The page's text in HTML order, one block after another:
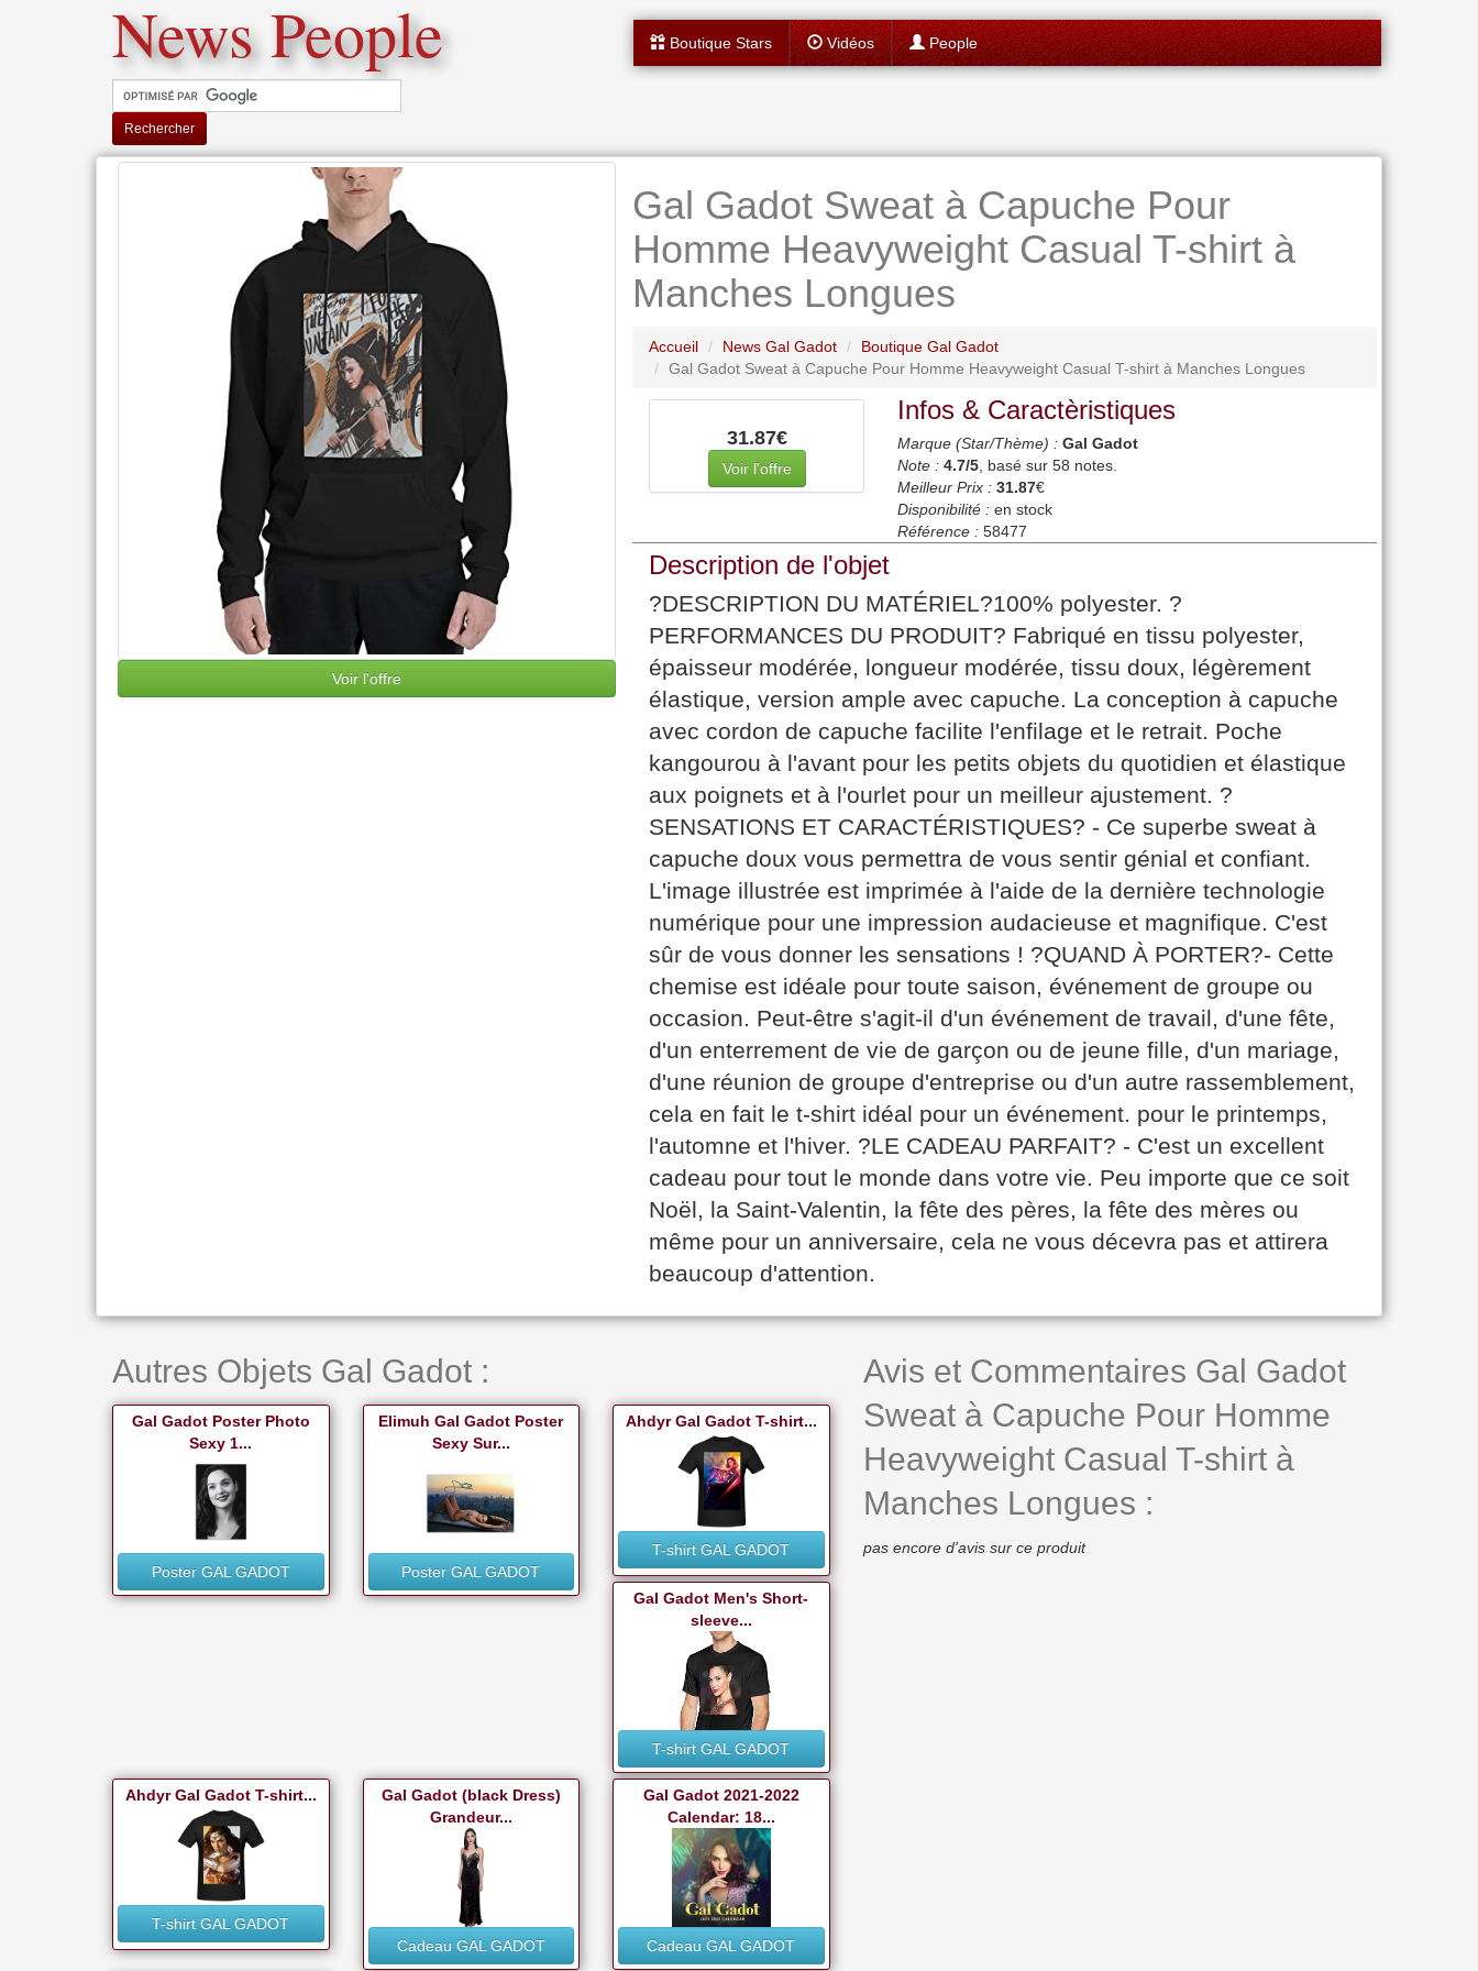
News People
Rechercher
Boutique Stars Vidéos People
Voir l'offre
Gal Gadot Sweat à Capuche Pour
Homme Heavyweight Casual T-shirt à
Manches Longues
Accueil News Gal Gadot
Boutique Gal Gadot
Gal Gadot Sweat à Capuche Pour Homme Heavyweight Casual T-shirt à Manches Longues
31.87€
Voir l'offre
Infos & Caractèristiques
Marque (Star/Thème) : Gal Gadot
Note : 4.7/5, basé sur 58 notes.
Meilleur Prix : 31.87€
Disponibilité : en stock
Référence : 58477
Description de l'objet
?DESCRIPTION DU MATÉRIEL?100% polyester. ?
PERFORMANCES DU PRODUIT? Fabriqué en tissu polyester,
épaisseur modérée, longueur modérée, tissu doux, légèrement
élastique, version ample avec capuche. La conception à capuche
avec cordon de capuche facilite l'enfilage et le retrait. Poche
kangourou à l'avant pour les petits objets du quotidien et élastique
aux poignets et à l'ourlet pour un meilleur ajustement. ?
SENSATIONS ET CARACTÉRISTIQUES? - Ce superbe sweat à
capuche doux vous permettra de vous sentir génial et confiant.
L'image illustrée est imprimée à l'aide de la dernière technologie
numérique pour une impression audacieuse et magnifique. C'est
sûr de vous donner les sensations ! ?QUAND À PORTER?- Cette
chemise est idéale pour toute saison, événement de groupe ou
occasion. Peut-être s'agit-il d'un événement de travail, d'une fête,
d'un enterrement de vie de garçon ou de jeune fille, d'un mariage,
d'une réunion de groupe d'entreprise ou d'un autre rassemblement,
cela en fait le t-shirt idéal pour un événement. pour le printemps,
l'automne et l'hiver. ?LE CADEAU PARFAIT? - C'est un excellent
cadeau pour tout le monde dans votre vie. Peu importe que ce soit
Noël, la Saint-Valentin, la fête des pères, la fête des mères ou
même pour un anniversaire, cela ne vous décevra pas et attirera
beaucoup d'attention.
Autres Objets Gal Gadot :
Gal Gadot Poster Photo
Sexy 1...
Poster GAL GADOT
Elimuh Gal Gadot Poster
Sexy Sur...
Poster GAL GADOT
Ahdyr Gal Gadot T-shirt...
T-shirt GAL GADOT
Gal Gadot Men's Short-
sleeve...
T-shirt GAL GADOT
Ahdyr Gal Gadot T-shirt...
T-shirt GAL GADOT
Gal Gadot (black Dress)
Grandeur...
Cadeau GAL GADOT
Gal Gadot 2021-2022
Calendar: 18...
Cadeau GAL GADOT
Avis et Commentaires Gal Gadot
Sweat à Capuche Pour Homme
Heavyweight Casual T-shirt à
Manches Longues :
pas encore d'avis sur ce produit